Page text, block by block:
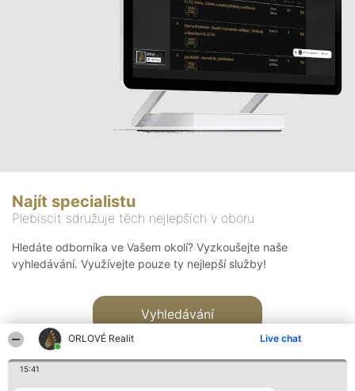
ORLOVÉ Realit Live chat
15:41
Najít specialistu
Plebiscit sdružuje těch nejlepších v oboru
Hledáte odborníka ve Vašem okolí? Vyzkoušejte naše
vyhledávání. Využívejte pouze ty nejlepší služby!
Vyhledávání